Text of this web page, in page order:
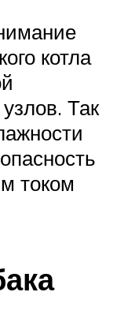
котла
Так
током